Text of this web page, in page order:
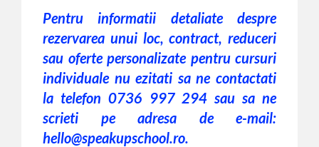
Pentru informatii detaliate despre
rezervarea unui loc, contract, reduceri
sau oferte personalizate pentru cursuri
individuale nu ezitati sa ne contactati
la telefon 0736 997 294 sau sa ne
scrieti pe adresa de e-mail:
hello@speakupschool.ro.